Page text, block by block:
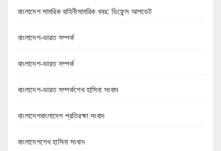
বাংলাদেশ সামরিক বাহিনীসামরিক খবর: ডিফেন্স আপডেট
বাংলাদেশ-ভারত সম্পর্ক
বাংলাদেশ-ভারত সম্পর্ক
বাংলাদেশ-ভারত সম্পর্কশেখ হাসিনা সংবাদ
বাংলাদেশবাংলাদেশ প্রতিরক্ষা সংবাদ
বাংলাদেশশেখ হাসিনা সংবাদ